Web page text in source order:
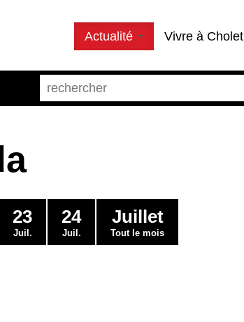
Actualité Vivre à Cholet
23
Juil.
24
Juil.
Juillet
Tout le mois